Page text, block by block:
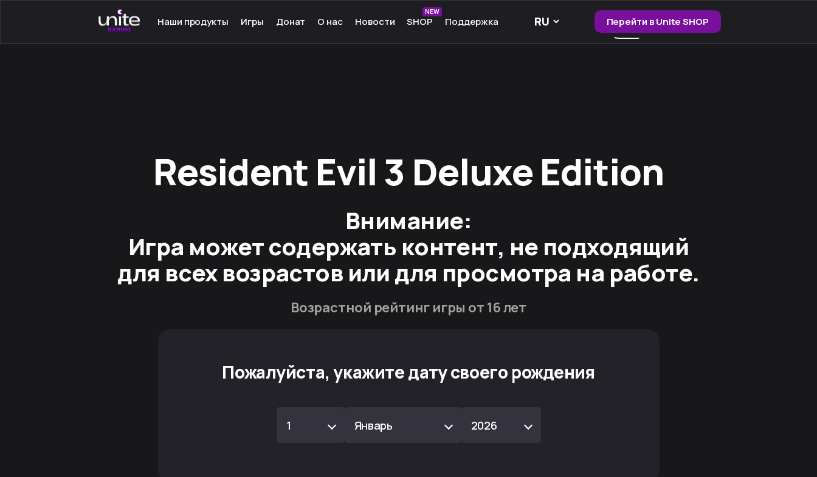
Наши продукты Игры Донат О нас Новости SHOP
NEW
Поддержка Перейти в Unite SHOP
Resident Evil 3 Deluxe Edition
Внимание:
Игра может содержать контент, не подходящий
для всех возрастов или для просмотра на работе.
Возрастной рейтинг игры от 16 лет
Пожалуйста, укажите дату своего рождения
1 Январь 2026